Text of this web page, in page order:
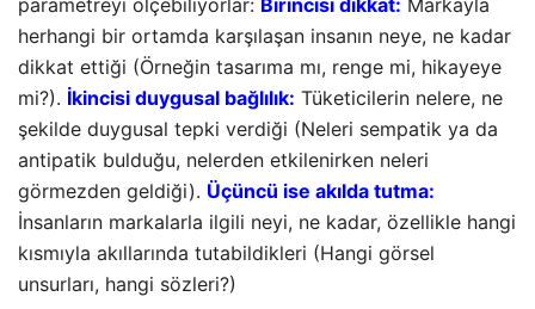
herhangi bir ortamda karşılaşan insanın neye, ne kadar
dikkat ettiği (Örneğin tasarıma mı, renge mi, hikayeye
mi?). İkincisi duygusal bağlılık: Tüketicilerin nelere, ne
şekilde duygusal tepki verdiği (Neleri sempatik ya da
antipatik bulduğu, nelerden etkilenirken neleri
görmezden geldiği). Üçüncü ise akılda tutma:
İnsanların markalarla ilgili neyi, ne kadar, özellikle hangi
kısmıyla akıllarında tutabildikleri (Hangi görsel
unsurları, hangi sözleri?)